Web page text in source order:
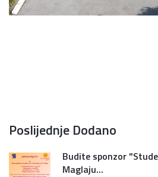
Poslijednje Dodano
Budite sponzor
Maglaju...